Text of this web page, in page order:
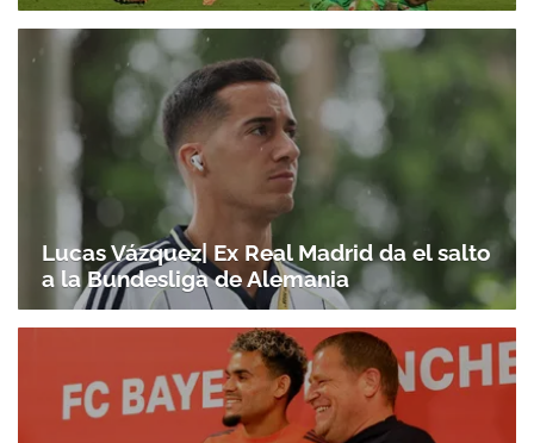
Lucas Vázquez| Ex Real Madrid da el salto
a la Bundesliga de Alemania